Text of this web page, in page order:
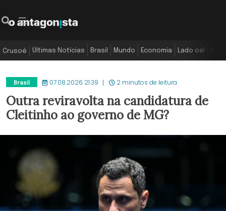
Crusoé Últimas Notícias Brasil Mundo Economia Lado oa!
Brasil 07.08.2026 21:39 2 minutos de leitura
Outra reviravolta na candidatura de
Cleitinho ao governo de MG?